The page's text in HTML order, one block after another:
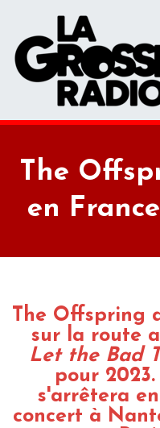
The
en
The Offspring
sur la route
Let the Bad
pour
s'arrêtera
concert à